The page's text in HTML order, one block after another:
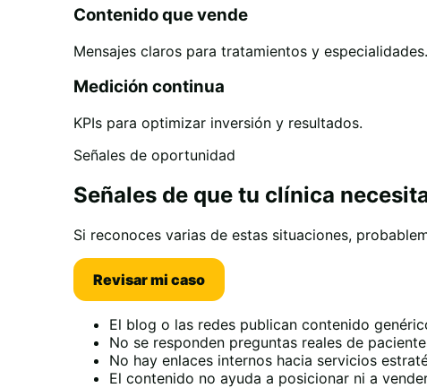
Contenido que vende
Mensajes claros para tratamientos y especialidades.
Medición continua
KPIs para optimizar inversión y resultados.
Señales de oportunidad
Señales de que tu clínica
Si reconoces varias de estas situaciones,
Revisar mi caso
El blog o las redes publican contenido
No se responden preguntas reales de
No hay enlaces internos hacia servicios
El contenido no ayuda a posicionar ni a